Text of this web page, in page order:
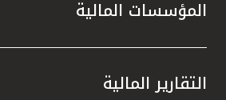
المؤسسات المالية
التقارير المالية